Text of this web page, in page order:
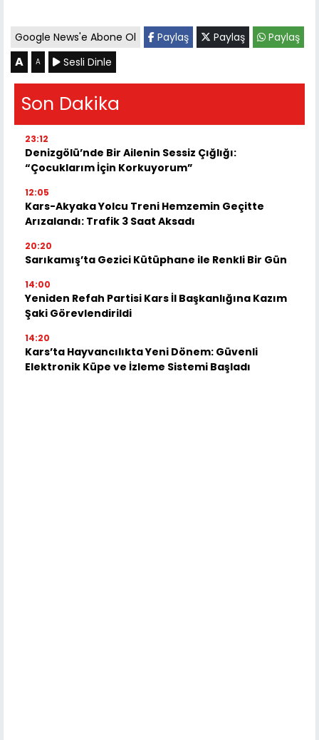
Google News'e Abone Ol Paylaş Paylaş Paylaş
A A Sesli Dinle
Son Dakika
23:12
Denizgölü’nde Bir Ailenin Sessiz Çığlığı:
“Çocuklarım İçin Korkuyorum”
12:05
Kars-Akyaka Yolcu Treni Hemzemin Geçitte
Arızalandı: Trafik 3 Saat Aksadı
20:20
Sarıkamış’ta Gezici Kütüphane ile Renkli Bir Gün
14:00
Yeniden Refah Partisi Kars İl Başkanlığına Kazım
Şaki Görevlendirildi
14:20
Kars’ta Hayvancılıkta Yeni Dönem: Güvenli
Elektronik Küpe ve İzleme Sistemi Başladı